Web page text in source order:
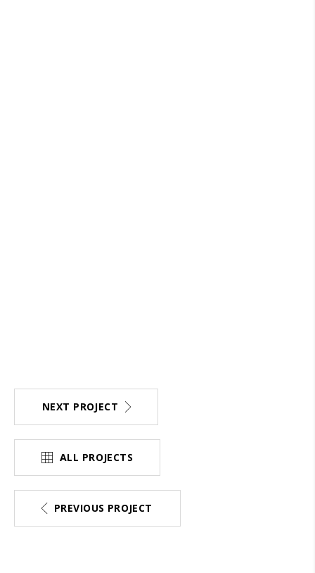
NEXT PROJECT
ALL PROJECTS
PREVIOUS PROJECT